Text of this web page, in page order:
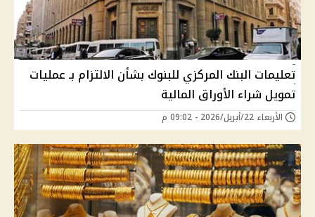
تعليمات البنك المركزي للبنوك بشأن الالتزام بـ عمليات
تمويل شراء الأوراق المالية
الأربعاء 22/أبريل/2026 - 09:02 م